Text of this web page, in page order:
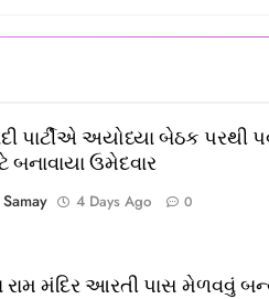
પાર્ટીએ અયોધ્યા બેઠક પરથી
બનાવાયા ઉમેદવાર
4 Days Ago 0
રામ મંદિર આરતી પાસ મેળવવું
માટે હવે
વેરિફિકેશન
સરળ
‘જન્મ અને મૃત્યુ
ધ્વનિમતથી